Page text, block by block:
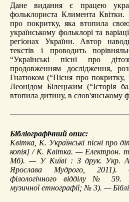
Дане видання є працею
фольклориста Климента Квітки.
про покритку, яка втопила
українському фольклорі та
регіонах України. Автор
текстів і проводить
“Українські пісні про
продовженням дослідження,
Гнатюком (“Пісня про
Леонідом Білецьким (“Історія
втопила дитину, в слов'янському
Бібліографічний опис:
Квітка, К. Українські пісні про
копія] / К. Квітка. — Електрон.
Мб). — У Київі : З друк. Укр.
Ярослава Мудрого, 2011).
філологічного відділу № 59.
музичної етнографії; № 3). —